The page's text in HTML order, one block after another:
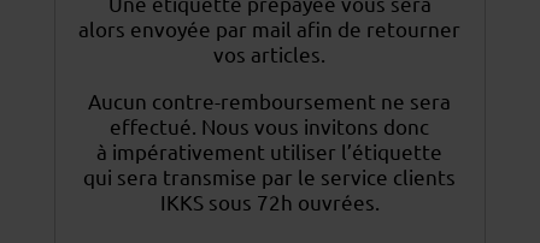
alors envoyée par mail afin de retourner
vos articles.
Aucun contre-remboursement ne sera
effectué. Nous vous invitons donc
à impérativement utiliser l’étiquette
qui sera transmise par le service clients
IKKS sous 72h ouvrées.